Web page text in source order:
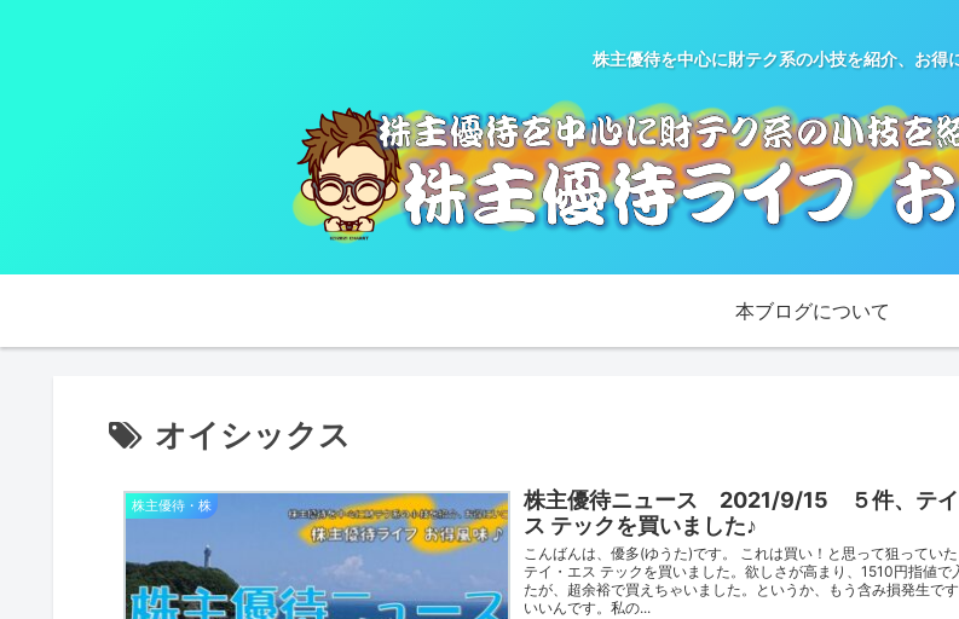
株主優待を中心に財テク系の小技を紹介、お得
本ブログについて
オイシックス
株主優待・株
株主優待ニュース 2021/9/15 ５件、テ
ス テックを買いました♪
こんばんは、優多(ゆうた)です。 これは買い！と思って狙って
テイ・エス テックを買いました。欲しさが高まり、1510円指値で
たが、超余裕で買えちゃいました。というか、もう含み損発生です
いいんです。私の...